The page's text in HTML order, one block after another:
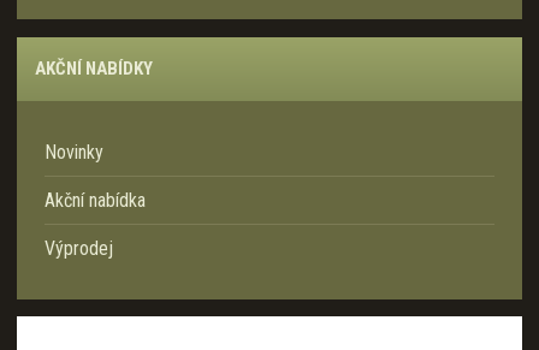
AKČNÍ NABÍDKY
Novinky
Akční nabídka
Výprodej